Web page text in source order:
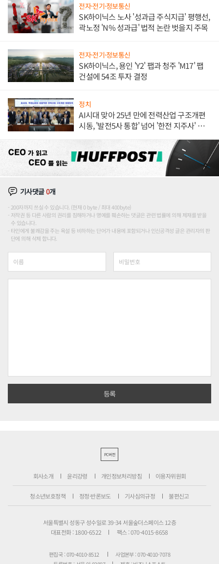
전자·전기·정보통신
SK하이닉스 노사 '성과급 주식지급' 평행선,
곽노정 'N% 성과급' 법적 논란 벗을지 주목
전자·전기·정보통신
SK하이닉스, 용인 'Y2' 팹과 청주 'M17' 팹
건설에 54조 투자 결정
정치
AI시대 맞아 25년 만에 전력산업 구조개편
시동, '발전5사 통합' 넘어 '한전 지주사' 재편
기사댓글0개
200자까지 쓰실 수 있습니다. (현재 0 byte / 최대 400byte)
저작권 등 다른 사람의 권리를 침해하거나 명예를 훼손하는 댓글은 관련 법률에 의해 제재를 받을
수 있습니다.
타인에게 불쾌감을 주는 욕설 등 비하하는 단어가 내용에 포함되거나 인신공격성 글은 관리자의 판
단에 의해 삭제 합니다.
PC버전
회사소개 윤리강령 개인정보처리방침 이용자위원회
청소년보호정책 정정·반론보도 기사심의규정 불편신고
서울특별시 성동구 성수일로 39-34 서울숲더스페이스 12층
대표전화 : 1800-6522
팩스 : 070-4015-8658
편집국 : 070-4010-8512
사업본부 : 070-4010-7078